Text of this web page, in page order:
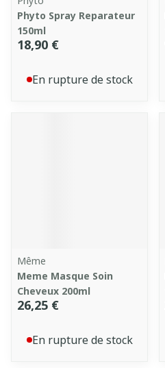
Phyto Spray Reparateur
150ml
18,90 €
En rupture de stock
Même
Meme Masque Soin
Cheveux 200ml
26,25 €
En rupture de stock